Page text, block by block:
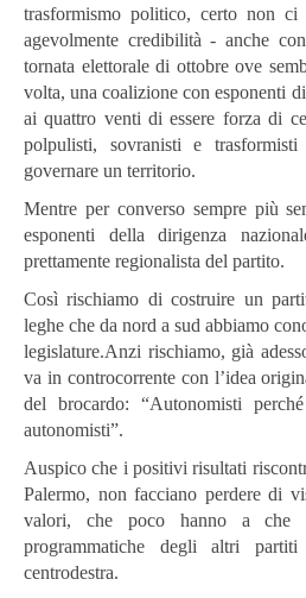
trasformismo politico, certo non ci
agevolmente credibilità - anche
tornata elettorale di ottobre ove
volta, una coalizione con esponenti
ai quattro venti di essere forza di
polpulisti, sovranisti e
governare un territorio.
Mentre per converso sempre più
esponenti della dirigenza
prettamente regionalista del partito.
Così rischiamo di costruire un
leghe che da nord a sud abbiamo
legislature.Anzi rischiamo, già
va in controcorrente con l’idea
del brocardo: “Autonomisti
autonomisti”.
Auspico che i positivi risultati
Palermo, non facciano perdere di
valori, che poco hanno a che
programmatiche degli altri
centrodestra.